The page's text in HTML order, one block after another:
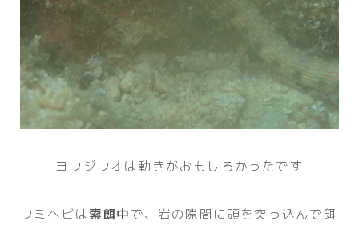
ヨウジウオは動きがおもしろかったです
ウミヘビは索餌中で、岩の隙間に頭を突っ込んで餌